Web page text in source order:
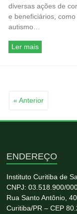
diversas ações de
e beneficiários,
autismo…
Ler mais
« Anterior
ENDEREÇO
Instituto Curitiba de
CNPJ: 03.518.900/
Rua Santo Antônio,
Curitiba/PR – CEP